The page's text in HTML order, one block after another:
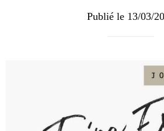
Publié le 13/03/